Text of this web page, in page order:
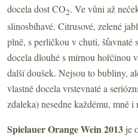
docela dost CO2. Ve vůni až
slinosbíhavé. Citrusové, zelené
plně, s perličkou v chuti, šťavnaté
docela dlouhé s mírnou hořčinou
další doušek. Nejsou to bubliny,
vlastně docela vrstevnaté a
zdaleka) nesedne každému, mně
Spielauer Orange Wein 2013 je